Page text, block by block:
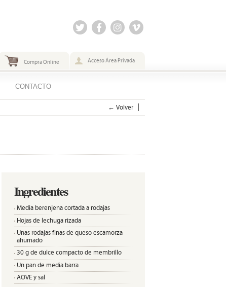
Acceso Área Privada
Compra Online
CONTACTO
← Volver
Ingredientes
Media berenjena cortada a rodajas
Hojas de lechuga rizada
Unas rodajas finas de queso escamorza
ahumado
30 g de dulce compacto de membrillo
Un pan de media barra
AOVE y sal